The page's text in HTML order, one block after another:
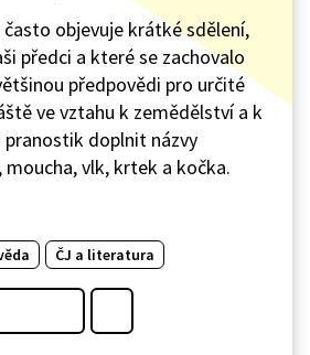
objevuje krátké sdělení,
předci a které se zachovalo
předpovědi pro určité
ve vztahu k zemědělství a k
pranostik doplnit názvy
moucha, vlk, krtek a kočka.
ČJ a literatura